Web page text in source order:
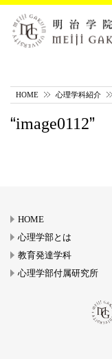
HOME 心理学科紹介
image0112
HOME
心理学部とは
教育発達学科
心理学部付属研究所